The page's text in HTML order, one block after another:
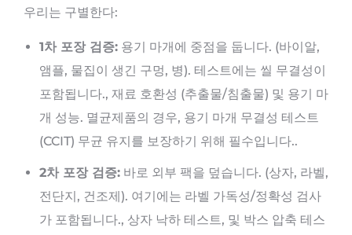
우리는 구별한다:
1차 포장 검증: 용기 마개에 중점을 둡니다. (바이알,
앰플, 물집이 생긴 구멍, 병). 테스트에는 씰 무결성이
포함됩니다., 재료 호환성 (추출물/침출물) 및 용기 마
개 성능. 멸균제품의 경우, 용기 마개 무결성 테스트
(CCIT) 무균 유지를 보장하기 위해 필수입니다..
2차 포장 검증: 바로 외부 팩을 덮습니다. (상자, 라벨,
전단지, 건조제). 여기에는 라벨 가독성/정확성 검사
가 포함됩니다., 상자 낙하 테스트, 및 박스 압축 테스